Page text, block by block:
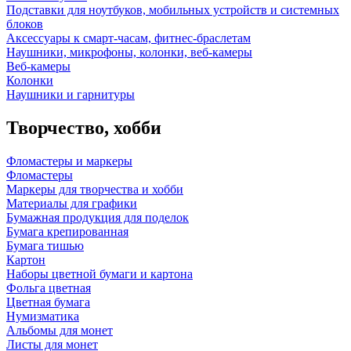
Подставки для ноутбуков, мобильных устройств и системных
блоков
Аксессуары к смарт-часам, фитнес-браслетам
Наушники, микрофоны, колонки, веб-камеры
Веб-камеры
Колонки
Наушники и гарнитуры
Творчество, хобби
Фломастеры и маркеры
Фломастеры
Маркеры для творчества и хобби
Материалы для графики
Бумажная продукция для поделок
Бумага крепированная
Бумага тишью
Картон
Наборы цветной бумаги и картона
Фольга цветная
Цветная бумага
Нумизматика
Альбомы для монет
Листы для монет